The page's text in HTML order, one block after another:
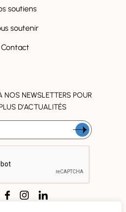
soutiens
soutenir
Contact
NEWSLETTERS POUR
D’ACTUALITÉS